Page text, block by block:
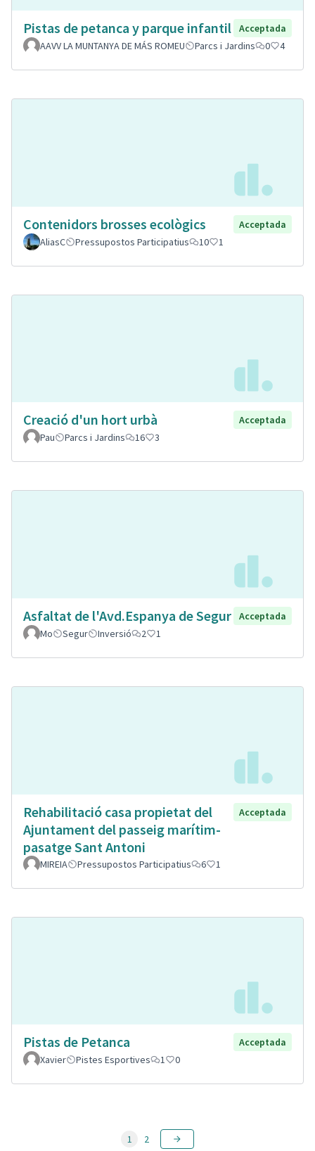
Pistas de petanca y parque infantil
Acceptada
AAVV LA MUNTANYA DE MÁS ROMEU
Parcs i Jardins 0 4
Contenidors brosses ecològics
Acceptada
AliasC
Pressupostos Participatius 10 1
Creació d'un hort urbà
Acceptada
Pau
Parcs i Jardins 16 3
Asfaltat de l'Avd.Espanya de Segur
Acceptada
Mo
Segur Inversió 2 1
Rehabilitació casa propietat del
Ajuntament del passeig marítim-
pasatge Sant Antoni
Acceptada
MIREIA Pressupostos Participatius 6 1
Pistas de Petanca
Acceptada
Xavier
Pistes Esportives 1 0
1 2